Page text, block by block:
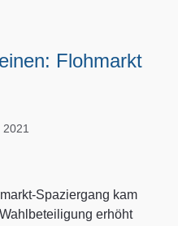
Flohmarkt
2021
Spaziergang kam
erhöht